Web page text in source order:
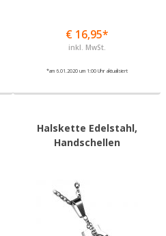
€ 16,95*
inkl. MwSt.
*am 6.01.2020 um 1:00 Uhr aktualisiert
Halskette Edelstahl,
Handschellen